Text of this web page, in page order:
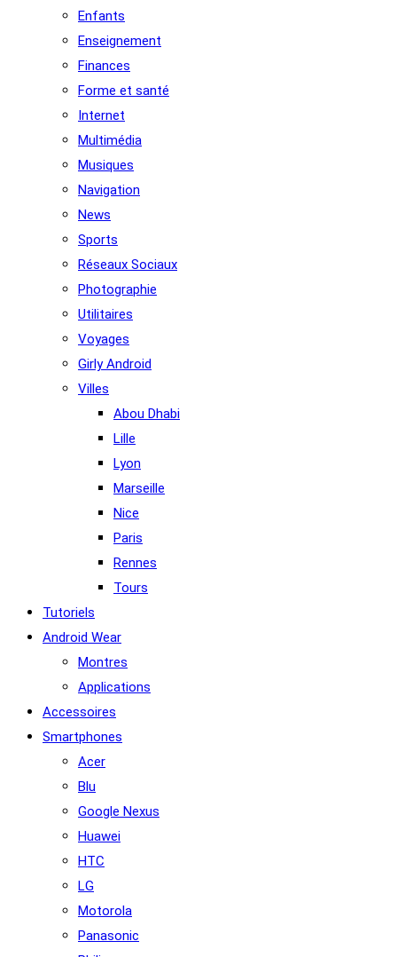
Enfants
Enseignement
Finances
Forme et santé
Internet
Multimédia
Musiques
Navigation
News
Sports
Réseaux Sociaux
Photographie
Utilitaires
Voyages
Girly Android
Villes
Abou Dhabi
Lille
Lyon
Marseille
Nice
Paris
Rennes
Tours
Tutoriels
Android Wear
Montres
Applications
Accessoires
Smartphones
Acer
Blu
Google Nexus
Huawei
HTC
LG
Motorola
Panasonic